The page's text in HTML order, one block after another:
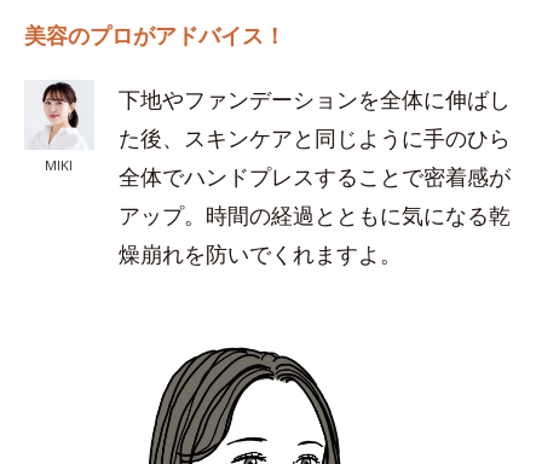
美容のプロがアドバイス！
MIKI
下地やファンデーションを全体に伸ばし
た後、スキンケアと同じように手のひら
全体でハンドプレスすることで密着感が
アップ。時間の経過とともに気になる乾
燥崩れを防いでくれますよ。